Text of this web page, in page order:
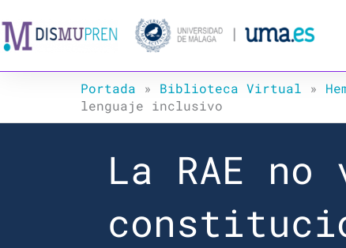
al
contenido
Portada » Biblioteca Virtual »
lenguaje inclusivo
La RAE